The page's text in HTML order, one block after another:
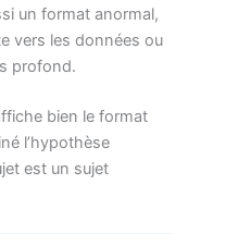
un format anormal,
vers les données ou
profond.
bien le format
l’hypothèse
est un sujet